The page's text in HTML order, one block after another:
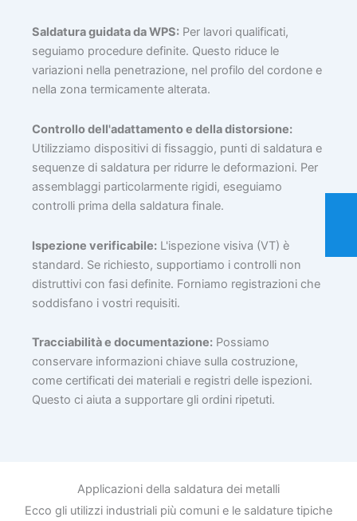
Saldatura guidata da WPS: Per lavori qualificati,
seguiamo procedure definite. Questo riduce le
variazioni nella penetrazione, nel profilo del cordone e
nella zona termicamente alterata.
Controllo dell'adattamento e della distorsione:
Utilizziamo dispositivi di fissaggio, punti di saldatura e
sequenze di saldatura per ridurre le deformazioni. Per
assemblaggi particolarmente rigidi, eseguiamo
controlli prima della saldatura finale.
Ispezione verificabile: L'ispezione visiva (VT) è
standard. Se richiesto, supportiamo i controlli non
distruttivi con fasi definite. Forniamo registrazioni che
soddisfano i vostri requisiti.
Tracciabilità e documentazione: Possiamo
conservare informazioni chiave sulla costruzione,
come certificati dei materiali e registri delle ispezioni.
Questo ci aiuta a supportare gli ordini ripetuti.
Applicazioni della saldatura dei metalli
Ecco gli utilizzi industriali più comuni e le saldature tipiche